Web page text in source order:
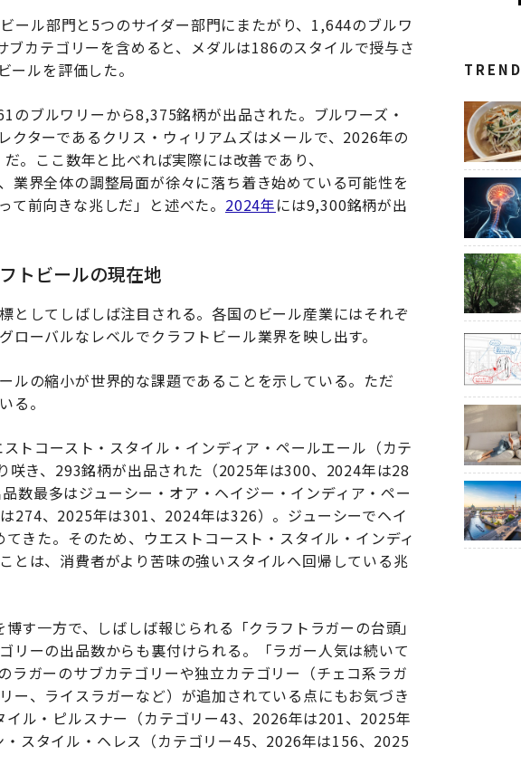
ール部門と5つのサイダー部門にまたがり、1,644のブルワ
カテゴリーを含めると、メダルは186のスタイルで授与さ
ルを評価した。
のブルワリーから8,375銘柄が出品された。ブルワーズ・
クターであるクリス・ウィリアムズはメールで、2026年の
。ここ数年と比べれば実際には改善であり、
業界全体の調整局面が徐々に落ち着き始めている可能性を
前向きな兆しだ」と述べた。 2024年には9,300銘柄が出
トビールの現在地
としてしばしば注目される。各国のビール産業にはそれぞ
ーバルなレベルでクラフトビール業界を映し出す。
ルの縮小が世界的な課題であることを示している。ただ
る。
トコースト・スタイル・インディア・ペールエール（カテ
咲き、293銘柄が出品された（2025年は300、2024年は28
数最多はジューシー・オア・ヘイジー・インディア・ペー
274、2025年は301、2024年は326）。ジューシーでヘイ
きた。そのため、ウエストコースト・スタイル・インディ
とは、消費者がより苦味の強いスタイルへ回帰している兆
す一方で、しばしば報じられる「クラフトラガーの台頭」
リーの出品数からも裏付けられる。「ラガー人気は続いて
ラガーのサブカテゴリーや独立カテゴリー（チェコ系ラガ
ー、ライスラガーなど）が追加されている点にもお気づき
ル・ピルスナー（カテゴリー43、2026年は201、2025年
スタイル・ヘレス（カテゴリー45、2026年は156、2025
TREND